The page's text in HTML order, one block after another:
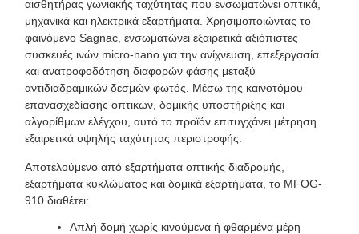
αισθητήρας γωνιακής ταχύτητας που ενσωματώνει οπτικά,
μηχανικά και ηλεκτρικά εξαρτήματα. Χρησιμοποιώντας το
φαινόμενο Sagnac, ενσωματώνει εξαιρετικά αξιόπιστες
συσκευές ινών micro-nano για την ανίχνευση, επεξεργασία
και ανατροφοδότηση διαφορών φάσης μεταξύ
αντιδιαδραμικών δεσμών φωτός. Μέσω της καινοτόμου
επανασχεδίασης οπτικών, δομικής υποστήριξης και
αλγορίθμων ελέγχου, αυτό το προϊόν επιτυγχάνει μέτρηση
εξαιρετικά υψηλής ταχύτητας περιστροφής.
Αποτελούμενο από εξαρτήματα οπτικής διαδρομής,
εξαρτήματα κυκλώματος και δομικά εξαρτήματα, το MFOG-
910 διαθέτει:
Απλή δομή χωρίς κινούμενα ή φθαρμένα μέρη